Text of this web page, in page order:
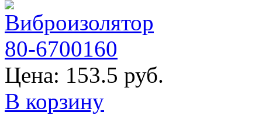
Цена: 153.5 руб.
В корзину